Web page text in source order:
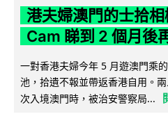
港夫婦澳門的士拾
Cam 睇到 2 個月後
一對香港夫婦今年 5 月遊澳門乘
池，拾遺不報並帶返香港自用。
次入境澳門時，被治安警察局...